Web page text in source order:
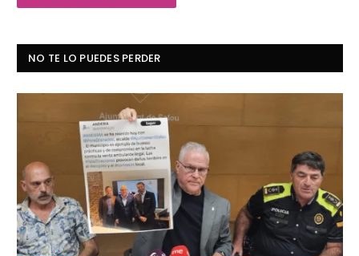
NO TE LO PUEDES PERDER